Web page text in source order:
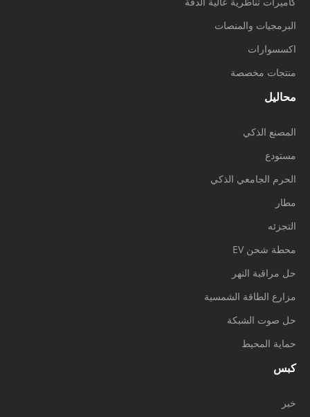
البرمجيات والمنصات
اكسسوارات
منتجات مخصصة
محاليل
المصنع الذكي
مستودع
الحرم الجامعي الذكي
مطار
التجزئه
محطة شحن EV
حل مراقبة النهر
مزارع الطاقة الشمسية
حل صوت الشبكة
حماية المحيط
كبس
خبر